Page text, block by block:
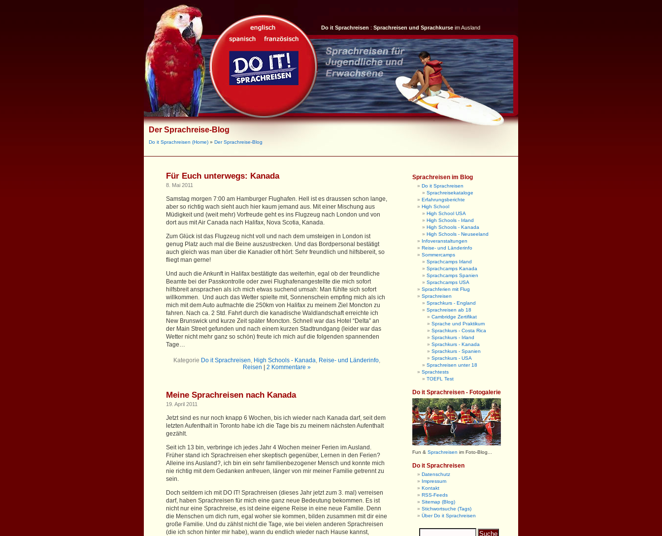
Do it Sprachreisen : Sprachreisen und Sprachkurse im Ausland
Der Sprachreise-Blog
Do it Sprachreisen (Home) » Der Sprachreise-Blog
Für Euch unterwegs: Kanada
8. Mai 2011
Samstag morgen 7:00 am Hamburger Flughafen. Hell ist es draussen schon lange,
aber so richtig wach sieht auch hier kaum jemand aus. Mit einer Mischung aus
Müdigkeit und (weit mehr) Vorfreude geht es ins Flugzeug nach London und von
dort aus mit Air Canada nach Halifax, Nova Scotia, Kanada.
Zum Glück ist das Flugzeug nicht voll und nach dem umsteigen in London ist
genug Platz auch mal die Beine auszustrecken. Und das Bordpersonal bestätigt
auch gleich was man über die Kanadier oft hört: Sehr freundlich und hilfsbereit, so
fliegt man gerne!
Und auch die Ankunft in Halifax bestätigte das weiterhin, egal ob der freundliche
Beamte bei der Passkontrolle oder zwei Flughafenangestellte die mich sofort
hilfsbreit ansprachen als ich mich etwas suchend umsah: Man fühlte sich sofort
willkommen. Und auch das Wetter spielte mit, Sonnenschein empfing mich als ich
mich mit dem Auto aufmachte die 250km von Halifax zu meinem Ziel Moncton zu
fahren. Nach ca. 2 Std. Fahrt durch die kanadische Waldlandschaft erreichte ich
New Brunswick und kurze Zeit später Moncton. Schnell war das Hotel “Delta” an
der Main Street gefunden und nach einem kurzen Stadtrundgang (leider war das
Wetter nicht mehr ganz so schön) freute ich mich auf die folgenden spannenden
Tage…
Kategorie Do it Sprachreisen, High Schools - Kanada, Reise- und Länderinfo,
Reisen
2 Kommentare »
Meine Sprachreisen nach Kanada
19. April 2011
Jetzt sind es nur noch knapp 6 Wochen, bis ich wieder nach Kanada darf, seit dem
letzten Aufenthalt in Toronto habe ich die Tage bis zu meinem nächsten Aufenthalt
gezählt.
Seit ich 13 bin, verbringe ich jedes Jahr 4 Wochen meiner Ferien im Ausland.
Früher stand ich Sprachreisen eher skeptisch gegenüber, Lernen in den Ferien?
Alleine ins Ausland?, ich bin ein sehr familienbezogener Mensch und konnte mich
nie richtig mit dem Gedanken anfreuen, länger von mir meiner Familie getrennt zu
sein.
Doch seitdem ich mit DO IT! Sprachreisen (dieses Jahr jetzt zum 3. mal) verreisen
darf, haben Sprachreisen für mich eine ganz neue Bedeutung bekommen. Es ist
nicht nur eine Sprachreise, es ist deine eigene Reise in eine neue Familie. Denn
die Menschen um dich rum, egal woher sie kommen, bilden zusammen mit dir eine
große Familie. Und du zählst nicht die Tage, wie bei vielen anderen Sprachreisen
(die ich schon hinter mir habe), wann du endlich wieder nach Hause kannst,
Sprachreisen im Blog
Do it Sprachreisen
Sprachreisekataloge
Erfahrungsberichte
High School
High School USA
High Schools - Irland
High Schools - Kanada
High Schools - Neuseeland
Infoveranstaltungen
Reise- und Länderinfo
Sommercamps
Sprachcamps Irland
Sprachcamps Kanada
Sprachcamps Spanien
Sprachcamps USA
Sprachferien mit Flug
Sprachreisen
Sprachkurs - England
Sprachreisen ab 18
Cambridge Zertifikat
Sprache und Praktikum
Sprachkurs - Costa Rica
Sprachkurs - Irland
Sprachkurs - Kanada
Sprachkurs - Spanien
Sprachkurs - USA
Sprachreisen unter 18
Sprachtests
TOEFL Test
Do it Sprachreisen - Fotogalerie
Fun & Sprachreisen im Foto-Blog...
Do it Sprachreisen
Datenschutz
Impressum
Kontakt
RSS-Feeds
Sitemap (Blog)
Stichwortsuche (Tags)
Über Do it Sprachreisen